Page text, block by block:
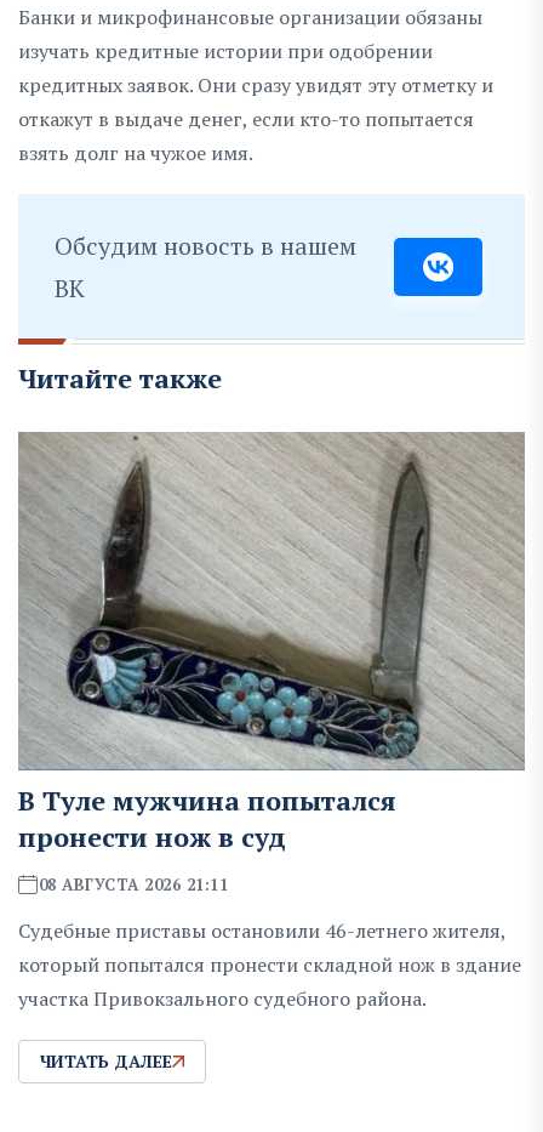
Банки и микрофинансовые организации обязаны
изучать кредитные истории при одобрении
кредитных заявок. Они сразу увидят эту отметку и
откажут в выдаче денег, если кто-то попытается
взять долг на чужое имя.
Обсудим новость в нашем
ВК
Читайте также
В Туле мужчина попытался
пронести нож в суд
08 АВГУСТА 2026 21:11
Судебные приставы остановили 46-летнего жителя,
который попытался пронести складной нож в здание
участка Привокзального судебного района.
ЧИТАТЬ ДАЛЕЕ